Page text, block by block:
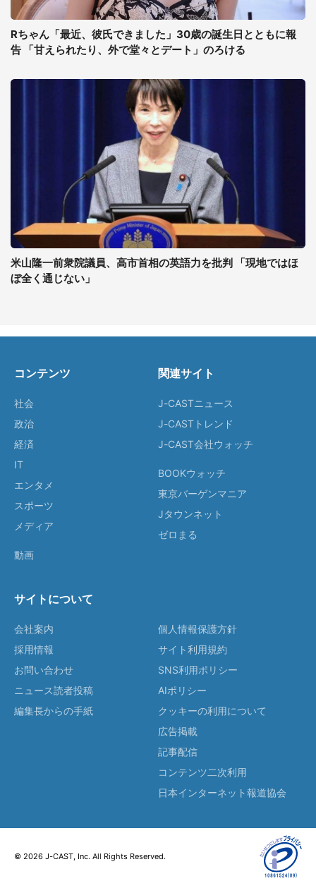
Rちゃん「最近、彼氏できました」30歳の誕生日とともに報
告 「甘えられたり、外で堂々とデート」のろける
米山隆一前衆院議員、高市首相の英語力を批判 「現地ではほ
ぼ全く通じない」
コンテンツ
社会
政治
経済
IT
エンタメ
スポーツ
メディア
動画
関連サイト
J-CASTニュース
J-CASTトレンド
J-CAST会社ウォッチ
BOOKウォッチ
東京バーゲンマニア
Jタウンネット
ゼロまる
サイトについて
会社案内
採用情報
お問い合わせ
ニュース読者投稿
編集長からの手紙
個人情報保護方針
サイト利用規約
SNS利用ポリシー
AIポリシー
クッキーの利用について
広告掲載
記事配信
コンテンツ二次利用
日本インターネット報道協会
© 2026 J-CAST, Inc. All Rights Reserved.